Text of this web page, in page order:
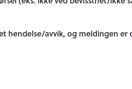
hendelse/avvik, og meldingen